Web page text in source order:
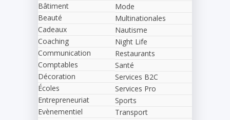
Bâtiment
Beauté
Cadeaux
Coaching
Communication
Comptables
Décoration
Écoles
Entrepreneuriat
Evènementiel
Mode
Multinationales
Nautisme
Night Life
Restaurants
Santé
Services B2C
Services Pro
Sports
Transport